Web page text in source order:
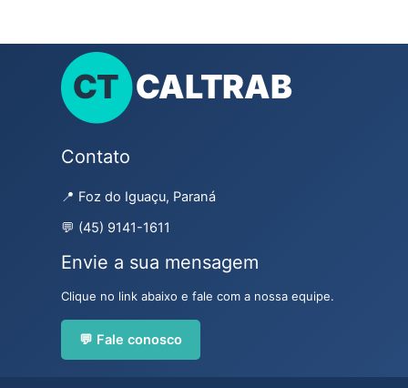
Contato
📍 Foz do Iguaçu, Paraná
💬 (45) 9141-1611
Envie a sua mensagem
Clique no link abaixo e fale com a nossa equipe.
💬 Fale conosco